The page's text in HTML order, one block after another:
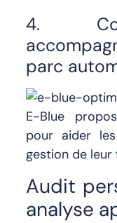
4.
parc
E-Blue
pour aider
gestion de leur
Audit
analyse